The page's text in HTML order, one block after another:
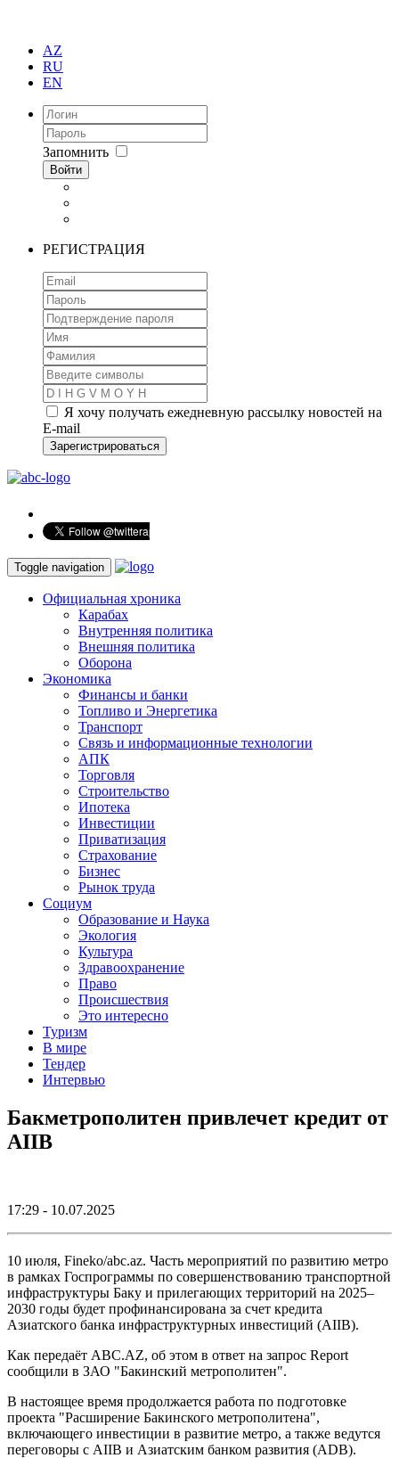
AZ
RU
EN
Запомнить
Войти
РЕГИСТРАЦИЯ
Я хочу получать ежедневную рассылку новостей на
E-mail
Зарегистрироваться
Toggle navigation
Официальная хроника
Карабах
Внутренняя политика
Внешняя политика
Оборона
Экономика
Финансы и банки
Топливо и Энергетика
Транспорт
Связь и информационные технологии
АПК
Торговля
Строительство
Ипотека
Инвестиции
Приватизация
Страхование
Бизнес
Рынок труда
Социум
Образование и Наука
Экология
Культура
Здравоохранение
Право
Происшествия
Это интересно
Туризм
В мире
Тендер
Интервью
Бакметрополитен привлечет кредит от
AIIB
17:29 - 10.07.2025
10 июля, Fineko/abc.az. Часть мероприятий по развитию метро
в рамках Госпрограммы по совершенствованию транспортной
инфраструктуры Баку и прилегающих территорий на 2025–
2030 годы будет профинансирована за счет кредита
Азиатского банка инфраструктурных инвестиций (AIIB).
Как передаёт ABC.AZ, об этом в ответ на запрос Report
сообщили в ЗАО "Бакинский метрополитен".
В настоящее время продолжается работа по подготовке
проекта "Расширение Бакинского метрополитена",
включающего инвестиции в развитие метро, а также ведутся
переговоры с AIIB и Азиатским банком развития (ADB).